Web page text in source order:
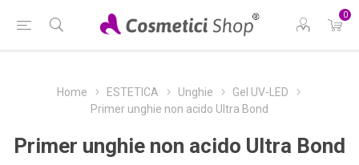
0
Home ESTETICA Unghie
Gel UV-LED
Primer unghie non acido Ultra Bond
Primer unghie non acido Ultra Bond